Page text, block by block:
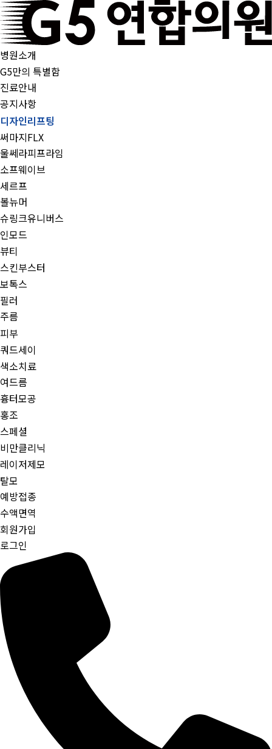
병원소개
G5만의 특별함
진료안내
공지사항
디자인리프팅
써마지FLX
울쎄라피프라임
소프웨이브
세르프
볼뉴머
슈링크유니버스
인모드
뷰티
스킨부스터
보톡스
필러
주름
피부
쿼드세이
색소치료
여드름
흉터모공
홍조
스페셜
비만클리닉
레이저제모
탈모
예방접종
수액면역
회원가입
로그인